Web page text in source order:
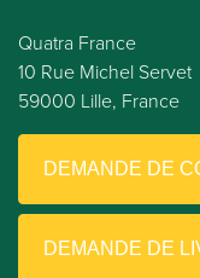
Quatra France
10 Rue Michel Servet
59000 Lille, France
DEMANDE DE
DEMANDE DE